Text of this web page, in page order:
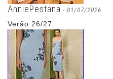
AnniePestana - 01/07/2026
Verão 26/27